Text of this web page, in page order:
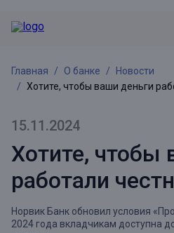
Главная О банке
Новости
Хотите, чтобы ваши деньги
15.11.2024
Хотите, чтобы
работали
Норвик Банк обновил условия
2024 года вкладчикам доступна